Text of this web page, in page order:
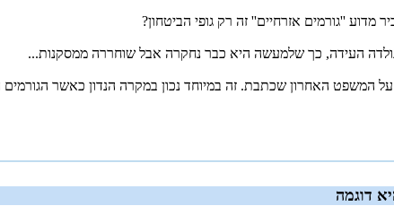
מדוע ''גורמים אזרחיים'' זה רק גופי הביטחון?
העידה, כך שלמעשה היא כבר נחקרה אבל שוחררה ממסקנות...
המשפט האחרון שכתבת. זה במיוחד נכון במקרה הנדון כאשר
דוגמה